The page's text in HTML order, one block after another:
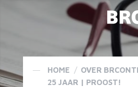
HOME / OVER
25 JAAR | PROOST!